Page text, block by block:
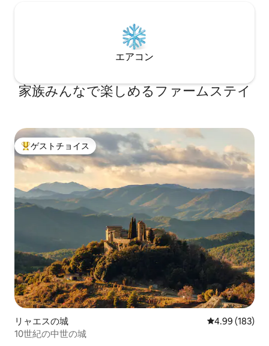
敷地内にバス停があります。 敷地外また
は敷地内の駐車場に駐車することができ
く、人混みの多いビーチや、より静かな
美術館、カダケスの隣のポルトリガット
の彼の家、シュルレアリスムの天才が住
いジローナの街とその旧市街は、国内で
最も美しいものの一つであり、他にも多
くの中世や漁村があります。
エアコン
家族みんなで楽しめるファームステイ
大好評のゲストチョイスです。
ゲストチョイス
リャエスの城 レビュー183
4.99 (183)
10世紀の中世の城